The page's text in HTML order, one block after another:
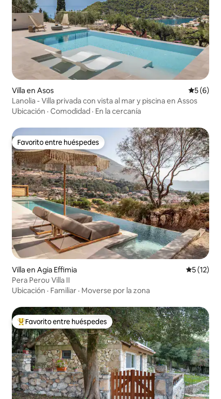
Villa en Asos
5 (6)
Lanolia - Villa privada con vista al mar y piscina en Assos
Ubicación · Comodidad · En la cercanía
Favorito entre huéspedes
Favorito entre huéspedes
Villa en Agia Effimia
5 (12)
Pera Perou Villa II
Ubicación · Familiar · Moverse por la zona
Favorito entre huéspedes preferido
Favorito entre huéspedes